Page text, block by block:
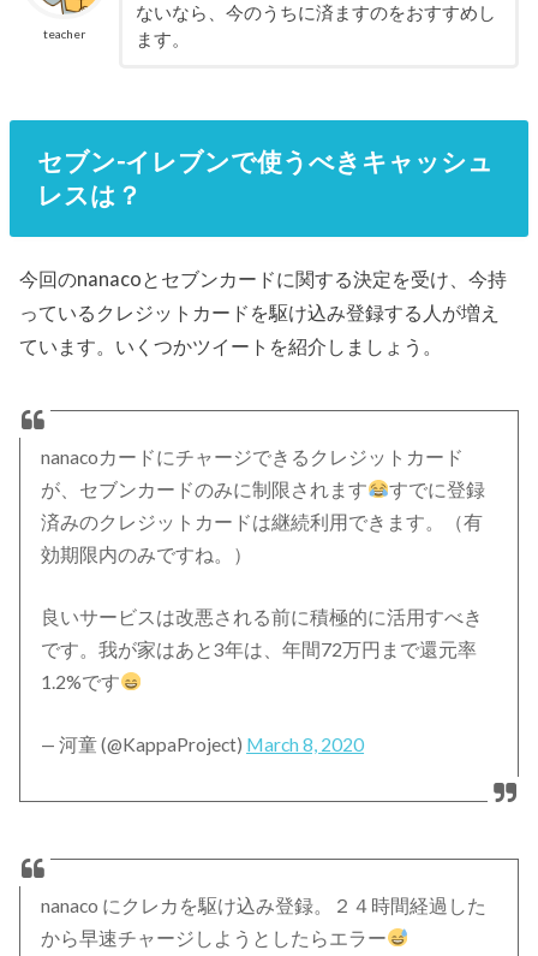
teacher
ないなら、今のうちに済ますのをおすすめし
ます。
セブン-イレブンで使うべきキャッシュ
レスは？
今回のnanacoとセブンカードに関する決定を受け、今持
っているクレジットカードを駆け込み登録する人が増え
ています。いくつかツイートを紹介しましょう。
nanacoカードにチャージできるクレジットカード
が、セブンカードのみに制限されます
すでに登録
済みのクレジットカードは継続利用できます。（有
効期限内のみですね。）
良いサービスは改悪される前に積極的に活用すべき
です。我が家はあと3年は、年間72万円まで還元率
1.2%です
— 河童 (@KappaProject) March 8, 2020
nanaco にクレカを駆け込み登録。２４時間経過した
から早速チャージしようとしたらエラー